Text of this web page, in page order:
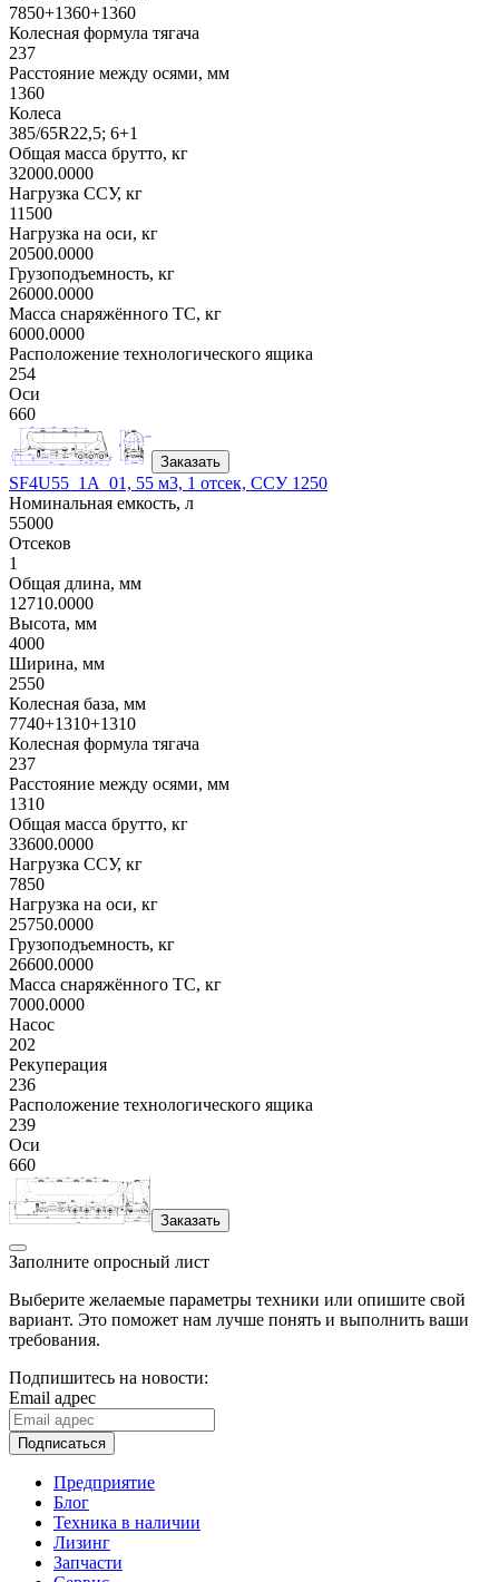
7850+1360+1360
Колесная формула тягача
237
Расстояние между осями, мм
1360
Колеса
385/65R22,5; 6+1
Общая масса брутто, кг
32000.0000
Нагрузка ССУ, кг
11500
Нагрузка на оси, кг
20500.0000
Грузоподъемность, кг
26000.0000
Масса снаряжённого ТС, кг
6000.0000
Расположение технологического ящика
254
Оси
660
Заказать
SF4U55_1A_01, 55 м3, 1 отсек, ССУ 1250
Номинальная емкость, л
55000
Отсеков
1
Общая длина, мм
12710.0000
Высота, мм
4000
Ширина, мм
2550
Колесная база, мм
7740+1310+1310
Колесная формула тягача
237
Расстояние между осями, мм
1310
Общая масса брутто, кг
33600.0000
Нагрузка ССУ, кг
7850
Нагрузка на оси, кг
25750.0000
Грузоподъемность, кг
26600.0000
Масса снаряжённого ТС, кг
7000.0000
Насос
202
Рекуперация
236
Расположение технологического ящика
239
Оси
660
Заказать
Заполните опросный лист
Выберите желаемые параметры техники или опишите свой
вариант. Это поможет нам лучше понять и выполнить ваши
требования.
Подпишитесь на новости:
Email адрес
Подписаться
Предприятие
Блог
Техника в наличии
Лизинг
Запчасти